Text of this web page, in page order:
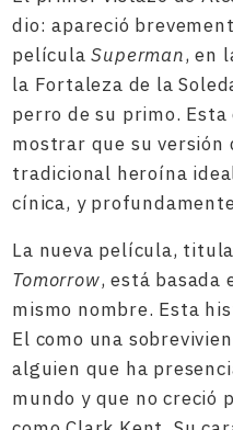
dio: apareció
películaSuperman, en
la Fortaleza de la
perro de su primo.
mostrar que su
tradicional heroína
cínica, y
La nueva película,
Tomorrow, está basada
mismo nombre. Esta
El como una
alguien que ha
mundo y que no creció